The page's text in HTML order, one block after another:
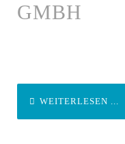
GMBH
WEITERLESEN ...